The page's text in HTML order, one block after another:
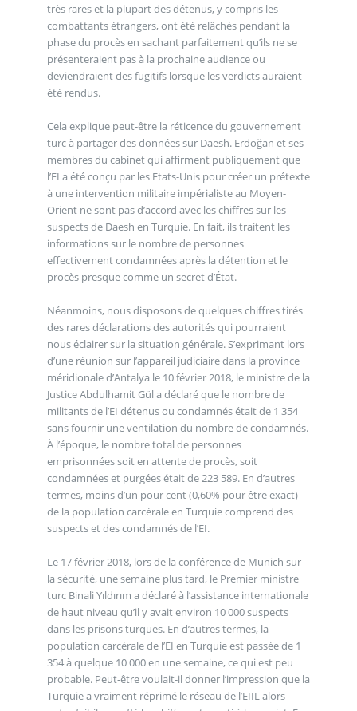
très rares et la plupart des détenus, y compris les
combattants étrangers, ont été relâchés pendant la
phase du procès en sachant parfaitement qu’ils ne se
présenteraient pas à la prochaine audience ou
deviendraient des fugitifs lorsque les verdicts auraient
été rendus.
Cela explique peut-être la réticence du gouvernement
turc à partager des données sur Daesh. Erdoğan et ses
membres du cabinet qui affirment publiquement que
l’EI a été conçu par les Etats-Unis pour créer un prétexte
à une intervention militaire impérialiste au Moyen-
Orient ne sont pas d’accord avec les chiffres sur les
suspects de Daesh en Turquie. En fait, ils traitent les
informations sur le nombre de personnes
effectivement condamnées après la détention et le
procès presque comme un secret d’État.
Néanmoins, nous disposons de quelques chiffres tirés
des rares déclarations des autorités qui pourraient
nous éclairer sur la situation générale. S’exprimant lors
d’une réunion sur l’appareil judiciaire dans la province
méridionale d’Antalya le 10 février 2018, le ministre de la
Justice Abdulhamit Gül a déclaré que le nombre de
militants de l’EI détenus ou condamnés était de 1 354
sans fournir une ventilation du nombre de condamnés.
À l’époque, le nombre total de personnes
emprisonnées soit en attente de procès, soit
condamnées et purgées était de 223 589. En d’autres
termes, moins d’un pour cent (0,60% pour être exact)
de la population carcérale en Turquie comprend des
suspects et des condamnés de l’EI.
Le 17 février 2018, lors de la conférence de Munich sur
la sécurité, une semaine plus tard, le Premier ministre
turc Binali Yıldırım a déclaré à l’assistance internationale
de haut niveau qu’il y avait environ 10 000 suspects
dans les prisons turques. En d’autres termes, la
population carcérale de l’EI en Turquie est passée de 1
354 à quelque 10 000 en une semaine, ce qui est peu
probable. Peut-être voulait-il donner l’impression que la
Turquie a vraiment réprimé le réseau de l’EIIL alors